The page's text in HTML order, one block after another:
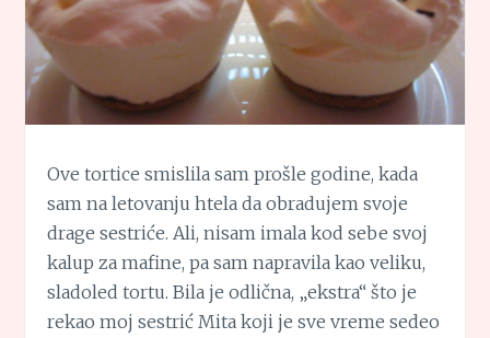
Ove tortice smislila sam prošle godine, kada
sam na letovanju htela da obradujem svoje
drage sestriće. Ali, nisam imala kod sebe svoj
kalup za mafine, pa sam napravila kao veliku,
sladoled tortu. Bila je odlična, „ekstra“ što je
rekao moj sestrić Mita koji je sve vreme sedeo